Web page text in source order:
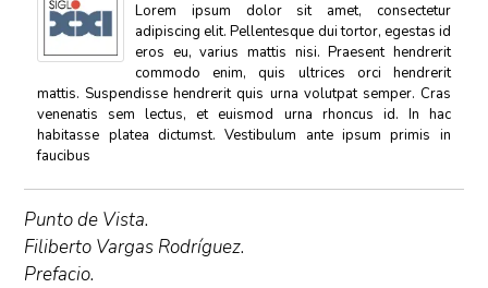
Lorem ipsum dolor sit amet, consectetur
adipiscing elit. Pellentesque dui tortor, egestas id
eros eu, varius mattis nisi. Praesent hendrerit
commodo enim, quis ultrices orci hendrerit
mattis. Suspendisse hendrerit quis urna volutpat semper. Cras
venenatis sem lectus, et euismod urna rhoncus id. In hac
habitasse platea dictumst. Vestibulum ante ipsum primis in
faucibus
Punto de Vista.
Filiberto Vargas Rodríguez.
Prefacio.